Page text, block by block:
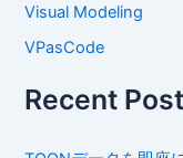
Visual Modeling
VPasCode
Recent